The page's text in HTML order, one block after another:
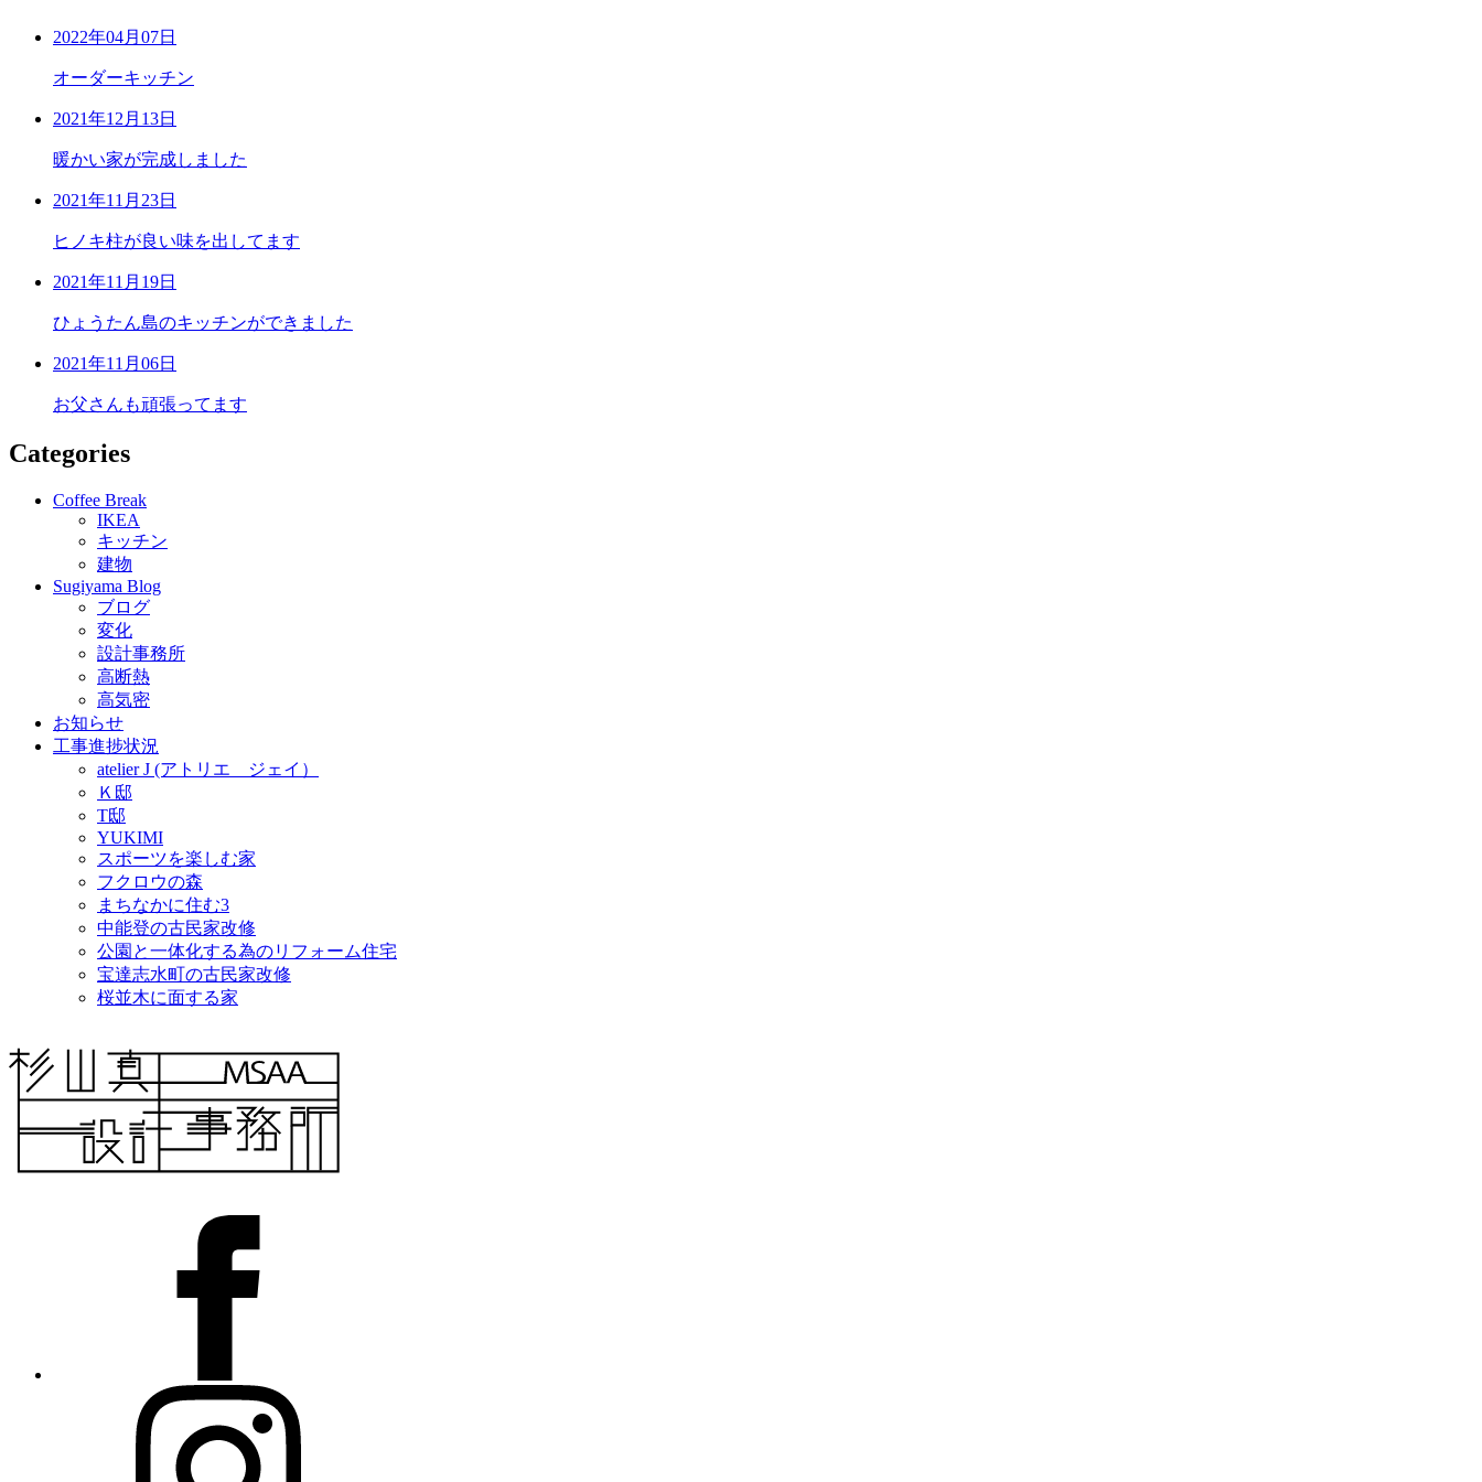
2022年04月07日
オーダーキッチン
2021年12月13日
暖かい家が完成しました
2021年11月23日
ヒノキ柱が良い味を出してます
2021年11月19日
ひょうたん島のキッチンができました
2021年11月06日
お父さんも頑張ってます
Categories
Coffee Break
IKEA
キッチン
建物
Sugiyama Blog
ブログ
変化
設計事務所
高断熱
高気密
お知らせ
工事進捗状況
atelier J (アトリエ ジェイ）
Ｋ邸
T邸
YUKIMI
スポーツを楽しむ家
フクロウの森
まちなかに住む3
中能登の古民家改修
公園と一体化する為のリフォーム住宅
宝達志水町の古民家改修
桜並木に面する家